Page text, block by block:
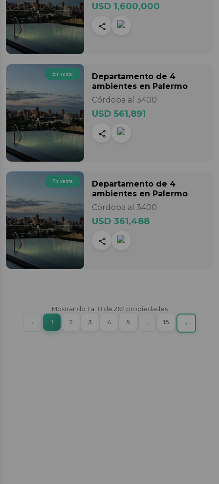
USD 1,600,000
En venta Departamento de 4
ambientes en Palermo
Córdoba al 3400
USD 561,891
En venta Departamento de 4
ambientes en Palermo
Córdoba al 3400
USD 361,488
Mostrando 1 a 18 de 262 propiedades
‹ Previous
1(current)
2 3 4 5 …More15 ›Next